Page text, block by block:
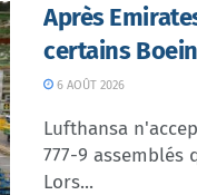
Après
certains
6 AOÛT 2026
Lufthansa
777-9
Lors...